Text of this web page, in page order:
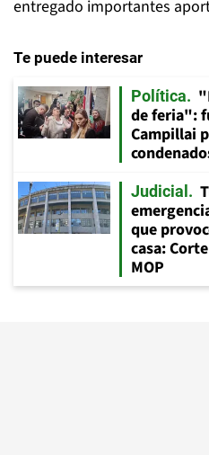
entregado importantes
Te puede interesar
Política
de feria":
Campillai
Judicial
que
casa:
MOP